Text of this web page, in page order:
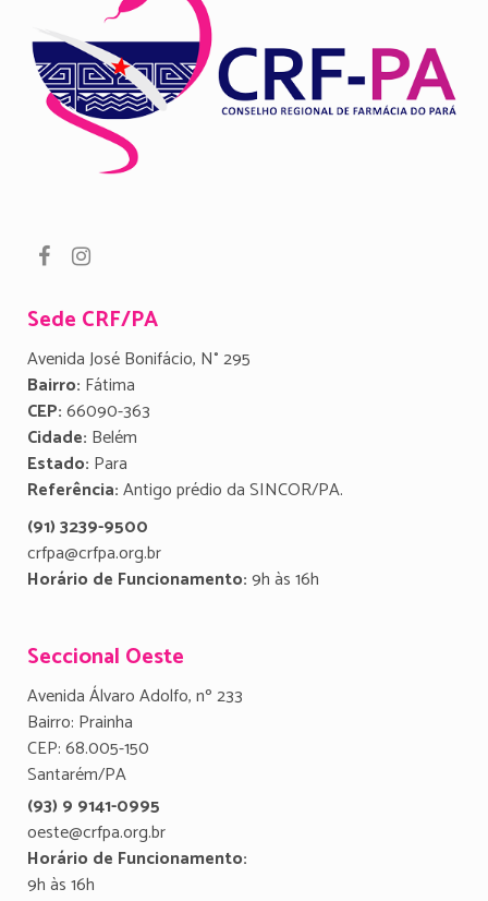
Sede CRF/PA
Avenida José Bonifácio, N° 295
Bairro: Fátima
CEP:66090-363
Cidade: Belém
Estado: Para
Referência:Antigo prédio da SINCOR/PA.
(91) 3239-9500
crfpa@crfpa.org.br
Horário de Funcionamento:9h às 16h
Seccional Oeste
Avenida Álvaro Adolfo, nº 233
Bairro: Prainha
CEP: 68.005-150
Santarém/PA
(93) 9 9141-0995
oeste@crfpa.org.br
Horário de Funcionamento:
9h às 16h